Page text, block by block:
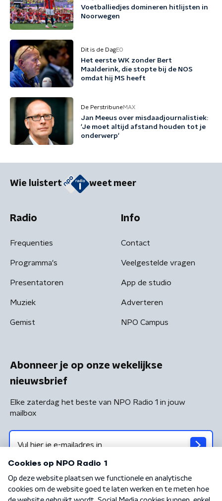
Voetballiedjes domineren hitlijsten in
Noorwegen
Dit is de DagEO
Het eerste WK zonder Bert
Maalderink, die stopte bij de NOS
omdat hij MS heeft
De PerstribuneMAX
Jan Meeus over misdaadjournalistiek:
'Je moet altijd afstand houden tot je
onderwerp'
Wie luistert weet meer
Radio
Frequenties
Programma's
Presentatoren
Muziek
Gemist
Info
Contact
Veelgestelde vragen
App de studio
Adverteren
NPO Campus
Abonneer je op onze wekelijkse
nieuwsbrief
Elke zaterdag het beste van NPO Radio 1 in jouw
mailbox